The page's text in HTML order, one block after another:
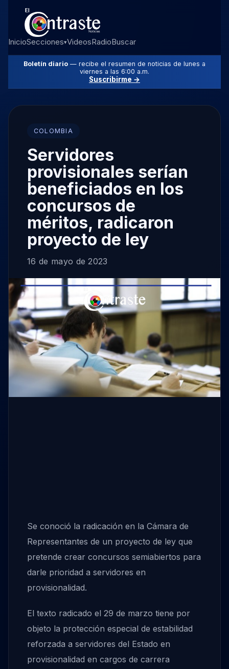
InicioSecciones▾VideosRadioBuscar
Boletín diario — recibe el resumen de noticias de lunes a
viernes a las 6:00 a.m.
Suscribirme →
COLOMBIA
Servidores
provisionales serían
beneficiados en los
concursos de
méritos, radicaron
proyecto de ley
16 de mayo de 2023
Se conoció la radicación en la Cámara de
Representantes de un proyecto de ley que
pretende crear concursos semiabiertos para
darle prioridad a servidores en
provisionalidad.
El texto radicado el 29 de marzo tiene por
objeto la protección especial de estabilidad
reforzada a servidores del Estado en
provisionalidad en cargos de carrera